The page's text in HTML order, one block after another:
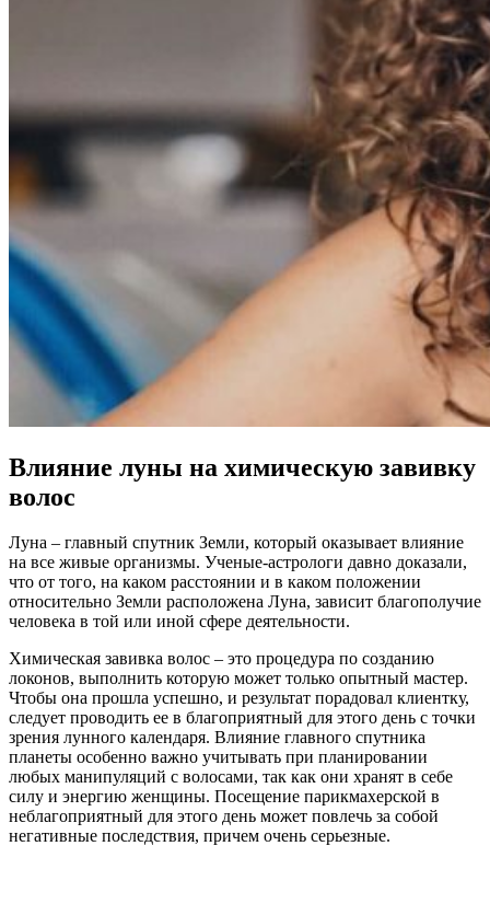
Влияние луны на химическую завивку
волос
Луна – главный спутник Земли, который оказывает влияние
на все живые организмы. Ученые-астрологи давно доказали,
что от того, на каком расстоянии и в каком положении
относительно Земли расположена Луна, зависит благополучие
человека в той или иной сфере деятельности.
Химическая завивка волос – это процедура по созданию
локонов, выполнить которую может только опытный мастер.
Чтобы она прошла успешно, и результат порадовал клиентку,
следует проводить ее в благоприятный для этого день с точки
зрения лунного календаря. Влияние главного спутника
планеты особенно важно учитывать при планировании
любых манипуляций с волосами, так как они хранят в себе
силу и энергию женщины. Посещение парикмахерской в
неблагоприятный для этого день может повлечь за собой
негативные последствия, причем очень серьезные.